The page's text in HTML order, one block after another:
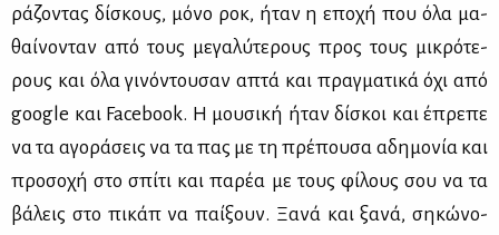
ρά­ζο­ντας δί­σκους, μό­νο ροκ, ήταν η επο­χή που όλα μα­
θαί­νο­νταν από τους με­γα­λύ­τε­ρους προς τους μι­κρό­τε­
ρους και όλα γι­νό­ντου­σαν απτά και πραγ­μα­τι­κά όχι από
google και Facebook. Η μου­σι­κή ήταν δί­σκοι και έπρε­πε
να τα αγο­ρά­σεις να τα πας με τη πρέ­που­σα αδη­μο­νία και
προ­σο­χή στο σπί­τι και πα­ρέα με τους φί­λους σου να τα
βά­λεις στο πι­κάπ να παί­ξουν. Ξα­νά και ξα­νά, ση­κώ­νο­